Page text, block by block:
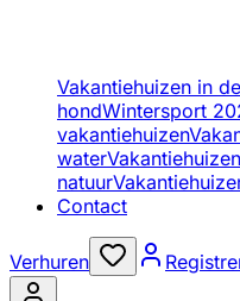
Vakantiehuizen in
hondWintersport
vakantiehuizen
water
natuur
Contact
Verhuren